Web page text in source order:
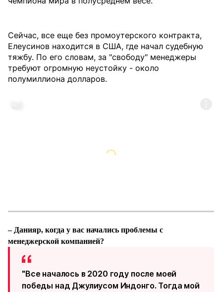
Сейчас, все еще без промоутерского контракта,
Елеусинов находится в США, где начал судебную
тяжбу. По его словам, за "свободу" менеджеры
требуют огромную неустойку - около
полумиллиона долларов.
– Данияр, когда у вас начались проблемы с
менеджерской компанией?
"Все началось в 2020 году после моей
победы над Джулиусом Индонго. Тогда мой